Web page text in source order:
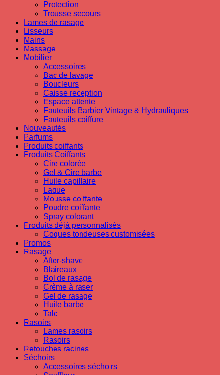
Protection
Trousse secours
Lames de rasage
Lisseurs
Mains
Massage
Mobilier
Accessoires
Bac de lavage
Boucleurs
Caisse reception
Espace attente
Fauteuils Barbier Vintage & Hydrauliques
Fauteuils coiffure
Nouveautés
Parfums
Produits coiffants
Produits Coiffants
Cire colorée
Gel & Cire barbe
Huile capillaire
Laque
Mousse coiffante
Poudre coiffante
Spray colorant
Produits déjà personnalisés
Coques tondeuses customisées
Promos
Rasage
After-shave
Blaireaux
Bol de rasage
Crème à raser
Gel de rasage
Huile barbe
Talc
Rasoirs
Lames rasoirs
Rasoirs
Retouches racines
Séchoirs
Accessoires séchoirs